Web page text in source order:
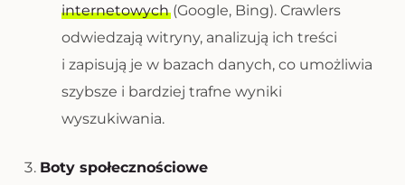
internetowych(Google, Bing). Crawlers
odwiedzają witryny, analizują ich treści
i zapisują je w bazach danych, co umożliwia
szybsze i bardziej trafne wyniki
wyszukiwania.
Boty społecznościowe